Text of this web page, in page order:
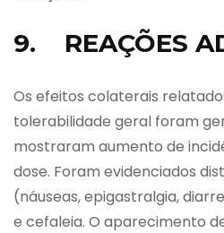
9. REAÇÕES
Os efeitos colaterais
tolerabilidade geral foram
mostraram aumento de
dose. Foram evidenciados
(náuseas, epigastralgia,
e cefaleia. O aparecimento